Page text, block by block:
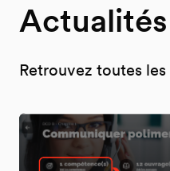
Actualités
Retrouvez toutes les